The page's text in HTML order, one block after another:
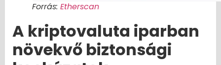
Forrás: Etherscan
A kriptovaluta iparban
növekvő biztonsági